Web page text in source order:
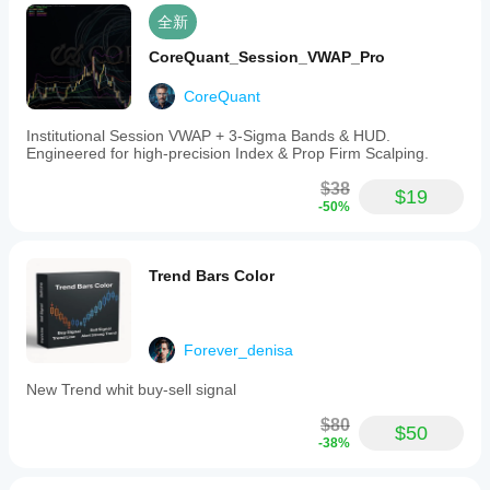
panel
flashes
crimson
red
to
alert
the
trader
to
consider
overcome
emotional
hesitation
during
losses.
customize
全新
CoreQuant_Session_VWAP_Pro
CoreQuant
Institutional Session VWAP + 3-Sigma Bands & HUD.
Engineered for high-precision Index & Prop Firm Scalping.
$38
-50% $19
Trend Bars Color
Forever_denisa
New Trend whit buy-sell signal
$80
-38% $50